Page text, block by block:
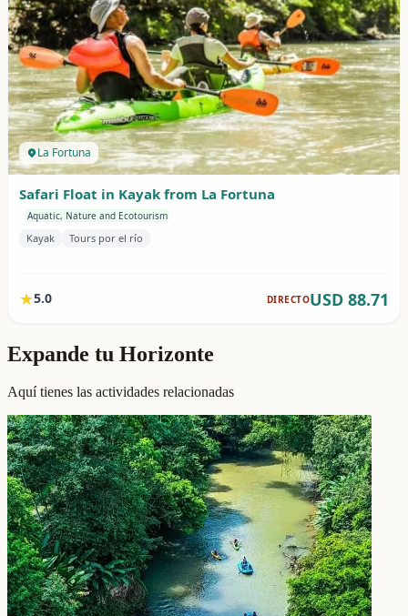
Expande tu Horizonte
Aquí tienes las actividades relacionadas